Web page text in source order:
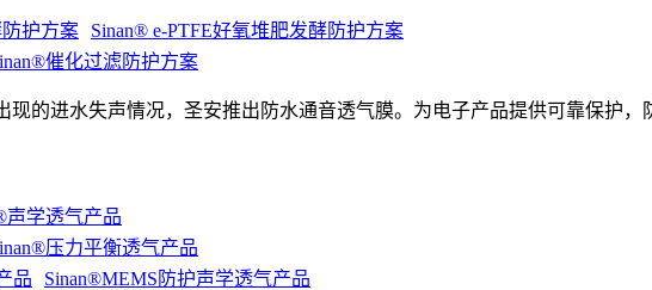
Sinan® e-PTFE好氧堆肥发酵防护方案
催化过滤防护方案
现的进水失声情况，圣安推出防水通音透气膜。为电子产品提供可靠保护
声学透气产品
压力平衡透气产品
Sinan®MEMS防护声学透气产品